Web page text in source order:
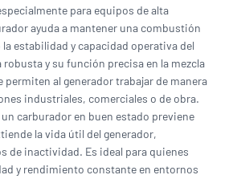
para equipos de alta
ayuda a mantener una combustión
estabilidad y capacidad operativa del
y su función precisa en la mezcla
permiten al generador trabajar de manera
industriales, comerciales o de obra.
carburador en buen estado previene
la vida útil del generador,
de inactividad. Es ideal para quienes
y rendimiento constante en entornos